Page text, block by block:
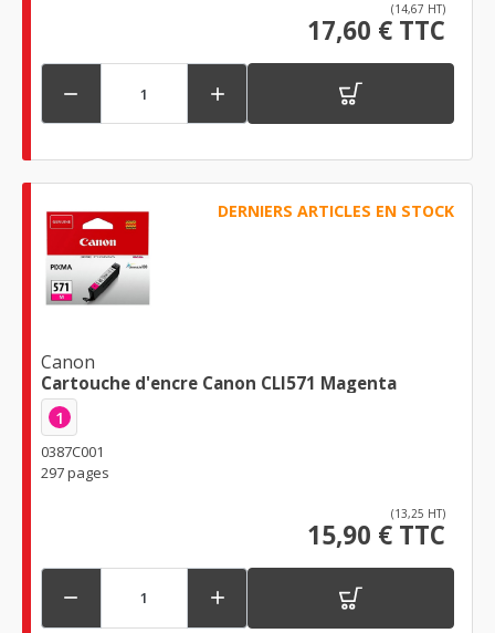
(14,67 HT)
17,60 € TTC
 
DERNIERS ARTICLES EN STOCK
Canon
Cartouche d'encre Canon CLI571 Magenta
1
0387C001
297 pages
(13,25 HT)
15,90 € TTC
 